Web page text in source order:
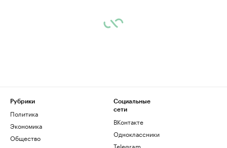
Рубрики
Политика
Экономика
Общество
Социальные
сети
ВКонтакте
Одноклассники
Telegram